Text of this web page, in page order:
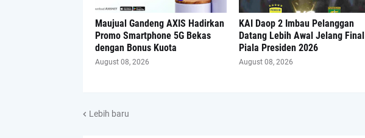
Maujual Gandeng AXIS Hadirkan
Promo Smartphone 5G Bekas
dengan Bonus Kuota
August 08, 2026
KAI Daop 2 Imbau Pelanggan
Datang Lebih Awal Jelang Final
Piala Presiden 2026
August 08, 2026
Lebih baru